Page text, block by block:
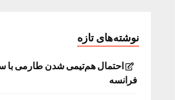
نوشته‌های تازه
احتمال هم‌تیمی شدن طارمی با
فرانسه